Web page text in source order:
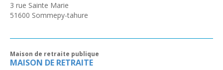
3 rue Sainte Marie
51600 Sommepy-tahure
Maison de retraite publique
MAISON DE RETRAITE